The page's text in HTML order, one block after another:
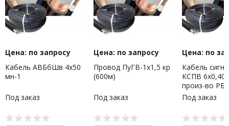
Цена: по запросу
Кабель АВБбШв 4х50
мн-1
Под заказ
Цена: по запросу
Провод ПуГВ-1х1,5 кр
(600м)
Под заказ
Цена: по
Кабель
КСПВ 6х0,40
произ-во РБ
Под заказ